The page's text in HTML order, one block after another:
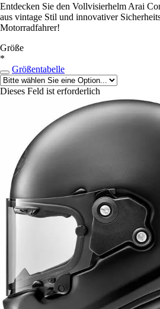
Entdecken Sie den Vollvisierhelm Arai
aus vintage Stil und innovativer
Motorradfahrer!
Größe
*
Größentabelle
Dieses Feld ist erforderlich